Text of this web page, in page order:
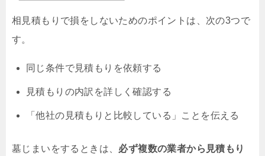
相見積もりで損をしないためのポイントは、次の3つで
す。
同じ条件で見積もりを依頼する
見積もりの内訳を詳しく確認する
「他社の見積もりと比較している」ことを伝える
墓じまいをするときは、 必ず複数の業者から見積もり